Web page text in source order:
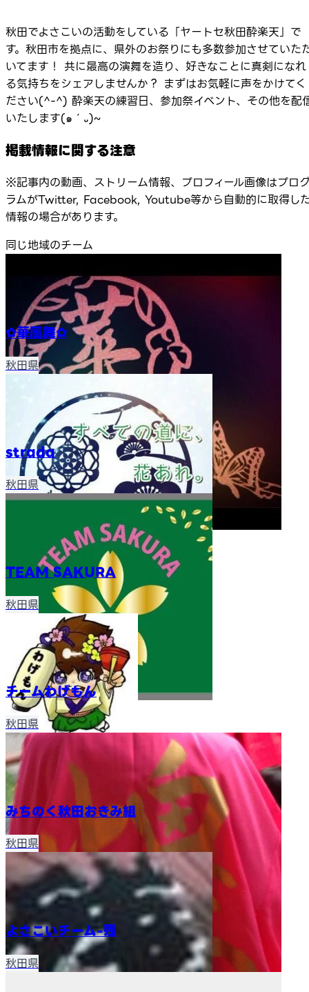
秋田でよさこいの活動をしている「ヤートセ秋田酔楽天」で
す。秋田市を拠点に、県外のお祭りにも多数参加させていた
いてます！ 共に最高の演舞を造り、好きなことに真剣になれ
る気持ちをシェアしませんか？ まずはお気軽に声をかけてく
ださい(^-^) 酔楽天の練習日、参加祭イベント、その他を配
いたします(๑´᎑)~
掲載情報に関する注意
※記事内の動画、ストリーム情報、プロフィール画像はプロ
ラムがTwitter, Facebook, Youtube等から自動的に取得し
情報の場合があります。
同じ地域のチーム
✿華風舞✿
秋田県
strada
秋田県
TEAM SAKURA
秋田県
チームわげもん
秋田県
みちのく秋田おきみ組
秋田県
よさこいチーム-残
秋田県